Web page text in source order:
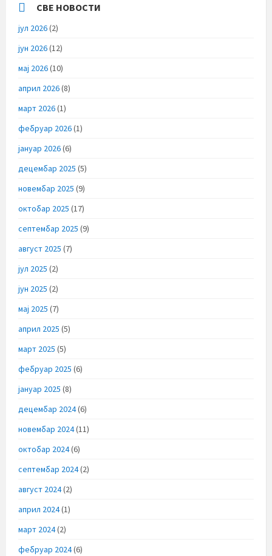
СВЕ НОВОСТИ
јул 2026(2)
јун 2026(12)
мај 2026(10)
април 2026(8)
март 2026(1)
фебруар 2026(1)
јануар 2026(6)
децембар 2025 (5)
новембар 2025 (9)
октобар 2025 (17)
септембар 2025 (9)
август 2025 (7)
јул 2025 (2)
јун 2025 (2)
мај 2025 (7)
април 2025 (5)
март 2025 (5)
фебруар 2025 (6)
јануар 2025 (8)
децембар 2024(6)
новембар 2024(11)
октобар 2024(6)
септембар 2024(2)
август 2024(2)
април 2024(1)
март 2024(2)
фебруар 2024(6)